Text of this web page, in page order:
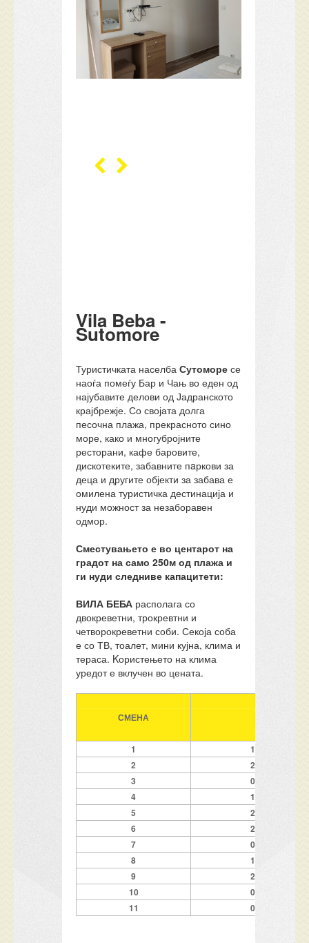
Vila Beba -
Sutomore
Туристичката населбаСутоморе се
наоѓа помеѓу Бар и Чањ во еден од
најубавите делови од Јадранското
крајбрежје. Со својата долга
песочна плажа, прекрасното сино
море, како и многубројните
ресторани, кафе баровите,
дискотеките, забавните пaркови за
деца и другите објекти за забава е
омилена туристичка дестинација и
нуди можност за незаборавен
одмор.
Сместувањето е во центарот на
градот на само 250м од плажа и
ги нуди следниве капацитети:
ВИЛА БЕБА располага со
двокреветни, трокревтни и
четворокреветни соби. Секоја соба
е со ТВ, тоалет, мини кујна, клима и
тераса. Kористењето на клима
уредот е вклучен во цената.
СМЕНА
1
14.06-23.06
2
23.06-02.07
3
02.07-11.07
4
11.07-20.07
5
20.07-29.07
6
29.07-07.08
7
07.08-16.08
8
16.08-25.08
9
25.08-01.09
10
01.09-08.09
11
08.09-15.09